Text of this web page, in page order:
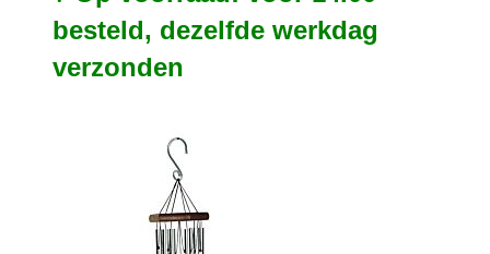
besteld, dezelfde werkdag
verzonden